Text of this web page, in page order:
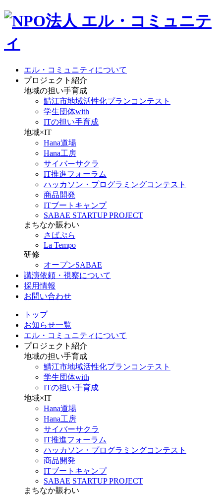
エル・コミュニティについて
プロジェクト紹介
地域の担い手育成
鯖江市地域活性化プランコンテスト
学生団体with
ITの担い手育成
地域×IT
Hana道場
Hana工房
サイバーサクラ
IT推進フォーラム
ハッカソン・プログラミングコンテスト
商品開発
ITブートキャンプ
SABAE STARTUP PROJECT
まちなか賑わい
さばぷら
La Tempo
研修
オープンSABAE
講演依頼・視察について
採用情報
お問い合わせ
トップ
お知らせ一覧
エル・コミュニティについて
プロジェクト紹介
地域の担い手育成
鯖江市地域活性化プランコンテスト
学生団体with
ITの担い手育成
地域×IT
Hana道場
Hana工房
サイバーサクラ
IT推進フォーラム
ハッカソン・プログラミングコンテスト
商品開発
ITブートキャンプ
SABAE STARTUP PROJECT
まちなか賑わい